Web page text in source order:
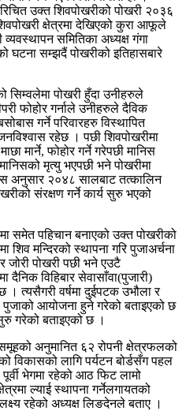
उक्त शिवपोखरीको पोखरी २०३६
क्षेत्रमा देखिएको कुरा आफूले
समितिका अध्यक्ष गंगा
सम्झदैं पोखरीको इतिहासबारे
पोखरी हुँदा उनीहरुले
फोहोर गर्नाले उनीहरुले दैविक
गर्ने परिवारहरु विस्थापित
रहेछ । पछी शिवपोखरीमा
मार्ने, फोहोर गर्ने गरेपछी मानिस
मृत्यु भएपछी भने पोखरीमा
अनुसार २०४८ सालबाट तत्कालिन
संरक्षण गर्ने कार्य सुरु भएको
समेत पहिचान बनाएको उक्त पोखरीको
मन्दिरको स्थापना गरि पुजाअर्चना
पोखरी पछी भने एउटै
दैनिक विहिबार सेवासाँवा(पुजारी)
। त्यसैगरी वर्षमा दुईपटक उभौला र
पुजाको आयोजना हुने गरेको बताइएको छ
गरेको बताइएको छ ।
अनुमानित ६२ रोपनी क्षेत्रफलको
विकासको लागि पर्यटन बोर्डसँग पहल
पूर्वी भेगमा रहेको आठ फिट लामो
ल्याई स्थापना गर्नेलगायतको
रहेको अध्यक्ष लिङदेनले बताए ।